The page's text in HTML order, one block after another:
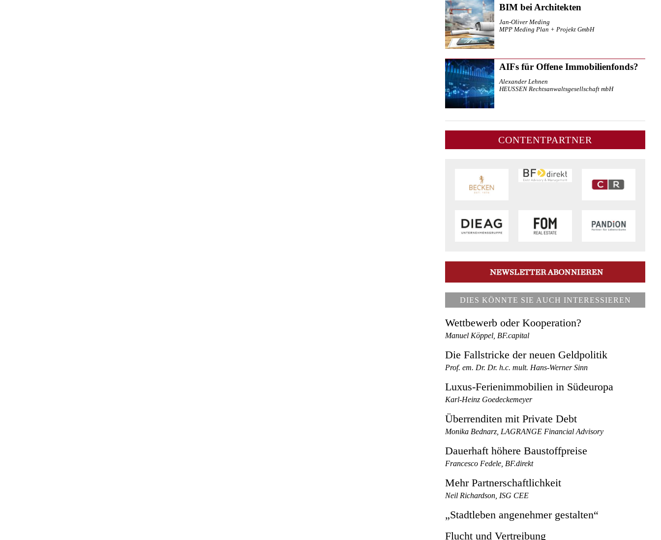
BIM bei Architekten
Jan-Oliver Meding
MPP Meding Plan + Projekt GmbH
AIFs für Offene Immobilienfonds?
Alexander Lehnen
HEUSSEN Rechtsanwaltsgesellschaft mbH
CONTENTPARTNER
DIES KÖNNTE SIE AUCH INTERESSIEREN
Wettbewerb oder Kooperation?
Manuel Köppel, BF.capital
Die Fallstricke der neuen Geldpolitik
Prof. em. Dr. Dr. h.c. mult. Hans-Werner Sinn
Luxus-Ferienimmobilien in Südeuropa
Karl-Heinz Goedeckemeyer
Überrenditen mit Private Debt
Monika Bednarz, LAGRANGE Financial Advisory
Dauerhaft höhere Baustoffpreise
Francesco Fedele, BF.direkt
Mehr Partnerschaftlichkeit
Neil Richardson, ISG CEE
„Stadtleben angenehmer gestalten“
Flucht und Vertreibung